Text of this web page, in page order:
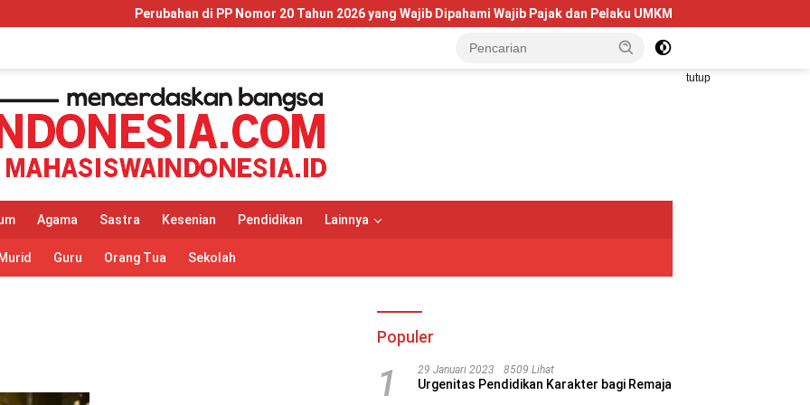
Perubahan di PP Nomor 20 Tahun 2026 yang Wajib Dipahami Wajib Pajak dan Pelaku UMKM Telkom University
tutup
Agama Sastra Kesenian Pendidikan Lainnya
Murid Guru Orang Tua Sekolah
Populer
1 29 Januari 2023 8509 Lihat
Urgenitas Pendidikan Karakter bagi Remaja